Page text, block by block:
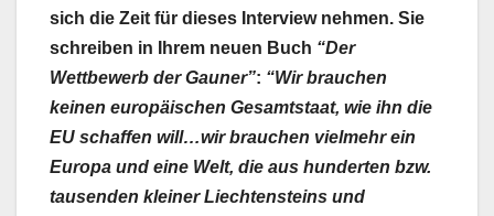
sich die Zeit für dieses Interview nehmen. Sie
schreiben in Ihrem neuen Buch “Der
Wettbewerb der Gauner”: “Wir brauchen
keinen europäischen Gesamtstaat, wie ihn die
EU schaffen will…wir brauchen vielmehr ein
Europa und eine Welt, die aus hunderten bzw.
tausenden kleiner Liechtensteins und